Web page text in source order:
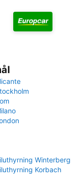
Winterberg
Korbach